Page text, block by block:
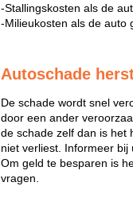
-Stallingskosten als de
-Milieukosten als de auto
Autoschade
De schade wordt snel
door een ander
de schade zelf dan is het
niet verliest. Informeer bij
Om geld te besparen is
vragen.